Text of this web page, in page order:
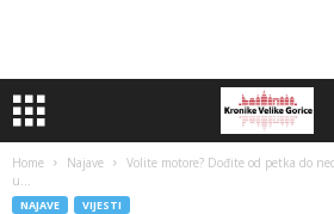
Home Najave
Volite motore? Dođite od petka do
u...
NAJAVE VIJESTI